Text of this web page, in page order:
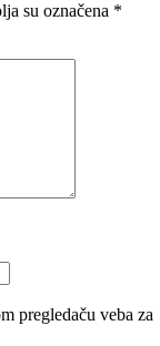
su označena *
pregledaču veba za